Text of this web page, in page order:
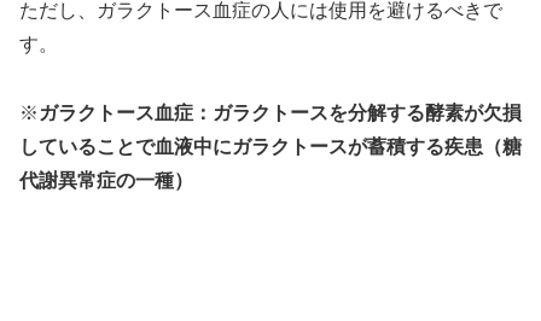
ただし、ガラクトース血症の人には使用を避けるべきで
す。
※ ガラクトース血症：ガラクトースを分解する酵素が欠損
していることで血液中にガラクトースが蓄積する疾患（糖
代謝異常症の一種）